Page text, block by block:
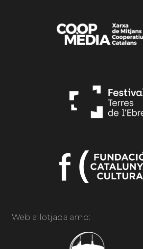
Web allotjada amb: